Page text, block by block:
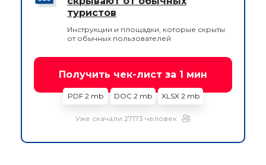
туристов
Инструкции и площадки, которые скрыты
от обычных пользователей
Получить чек-лист за 1 мин
PDF 2 mb DOC 2 mb XLSX 2 mb
Уже скачали 27173 человек